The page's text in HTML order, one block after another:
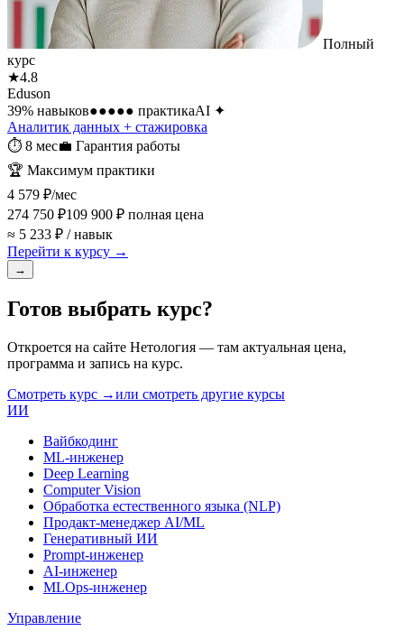
Полный
курс
★4.8
Eduson
39% навыков●●●●● практикаAI ✦
Аналитик данных + стажировка
⏱ 8 мес💼 Гарантия работы
🏆 Максимум практики
4 579 ₽/мес
274 750 ₽109 900 ₽ полная цена
≈ 5 233 ₽ / навык
Перейти к курсу →
→
Готов выбрать курс?
Откроется на сайте Нетология — там актуальная цена,
программа и запись на курс.
Смотреть курс →или смотреть другие курсы
ИИ
Вайбкодинг
ML-инженер
Deep Learning
Computer Vision
Обработка естественного языка (NLP)
Продакт-менеджер AI/ML
Генеративный ИИ
Prompt-инженер
AI-инженер
MLOps-инженер
Управление